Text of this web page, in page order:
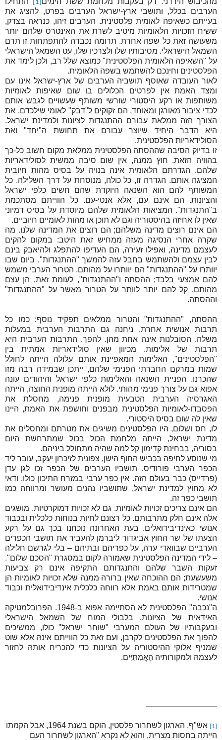
[1]
הערבים בכלל, ותושבי ארץ-ישראל הערבים בפרט, להציג את
בעייתם כשאיפה לאומית פלסטינית. הערבים זיהו, כנראה בצדק,
ששיח הזכויות הלאומיות מיטיב לשרת את האינטרס שלהם יותר
משעושה זאת כל שפה אחרת. תרומה נכבדה להתפתחות זו תרם
השמאל הישראלי. מסיבותיו שלו ולצרכיו שלו, עט השמאל הישראלי
על "השאיפה הלאומית הפלסטינית" כמוצא שלל רב, ולכן לימד את
הפלסטינים וחינכם להשתמש בשפה הלאומית.
לאור העובדה שאוסף תושביה הערבים של ארץ-ישראל אינו עם
ומצד האמת אין לפרטים הכלולים בו שום שאיפות לאומיות
משותפות או רקע היסטורי שורשי משותף שעשויים לגבש אותם
לכדי ציבור מאורגן ומאוחד, הם זקוקים ל"דבק" לאומי שילכדם. את
הצורך הזה ממלאת עבורם ההתנגדות לציונות ולמדינת ישראל.
היא הדבר היחיד שיוצר עבורם את תחושת ה"יחד" ואת
הסולידאריות הפלסטינית.
זו בדיוק הסיבה שההסתה הפלסטינית ממלאת מקום חשוב כל-כך
בהוויה הזאת. חוץ ממנהּ, אין שום סיבה ממשית לסולידאריות
שלהם. הגדרתם הלאומית אינה בנויה על בסיס מהות חיובית
המציגה אותם. הגדרה זו, כל כולה, מנוסחת על דרך השלילה. כל
המשותף להם הוא השנאה היוקדת שהם חשים כלפי ישראל
והציונות. הם אינם עם, אלא אנטי-עם. כל הווייתם מסתכמת
ב"התנגדות". המציאות הלאומית שלהם מיוסדת על בסיס דמיוני
שאין לו אחיזה בהיסטוריה וגם לא תוכן או מהות לאומיים חיוביים.
הם אינם רוצים מדינה משלהם; הם רוצים את המדינה שלנו. מה
שקרה אחרי הנסיגה מעזה ממחיש זאת היטב: במקום להקים
לעצמם מדינה, ואפילו זעירה, הם העדיפו להתפלג ולהיאבק בינם
לבין עצמם ולהשתמש בחבל עזה להמשך "ההתנגדות". ביום שבו
יוותרו על "ההתנגדות" הם יוותרו על מהותם. הטרור הערבי משמש
להם אמצעי בלבד; ההסתה ו"ההתנגדות", לעומת זאת, הן עצם
מהותם. קל להם יותר לוותר על הטרור מאשר על "ההתנגדות"
וההסתה.
ההסתה, "ההתנגדות" והטרור ממלאים תפקיד נוסף: כמו כל
תרבות אנושית אחרת, ניחנה גם התרבות הערבית במעלות
משלה. הסובלנות אינה אחת מהן. להפך. התרבות הערבית היא
תרבות של אלימות. מכיוון שאין סולידאריות אמתית בין
"הפלסטינים", האלימות המאפיינת אותם עלולה הייתה לחולל
שמות במרקם החברתי הפנימי שלהם, ייתכן שבמידה רבה מזו
שהכרנו. הפניית השנאה והאלימות כלפי ישראל והיהודים עונה
אפוא גם על צורך פנימי מהותי. לולא הייתה מופנית החוצה, הייתה
האגרסיה הערבית הטבעית מופנית פנימה, מחסלת את
הפסבדו-לאומיות הפלסטינית מבפנים וחושפת את האמת, היינו
שאין לה שום בסיס היסטורי.
לו, חס ושלום, היו הפלסטינים משיגים את מטרתם ומחסלים את
מדינת ישראל, הייתה מלחמת הכול בכול שמתרחשת היום
בסוריה, בבחינת קדימון קל למה שהיה מתחולל ביניהם.
מי שנוסע לחיפה בכביש החוף הישן, צפונית לזיכרון יעקב, עובר ליד
הכפר הערבי פורודיס. תושביו הערבים של הכפר זכו לגן עדן
(פרדייס) כבר בעולם הזה. אין כפר ערבי במזרח התיכון כולו, ודאי
לא מחוץ למדינת ישראל, שתושביו נהנים מעושר ומרווחה כמו
תושבי כפר זה.
הם אינם צריכים זכויות לאומיות. גם לא זכויות דמוקרטיות. מושגים
אלה אינם חלק מתרבותם. כל רצונם לחיות בנוחות כלכלית ובכבוד
אנושי כאינדיבידואלים. בעת האחרונה נוכחנו בכך גם על רקע
הצעתו של שר החוץ אביגדור ליברמן להעביר את תושבי הכפרים
הערביים שבוואדי ערה, על כפריהם ובתיהם – בלי לגרשם חלילה
– לידי המדינה הפלסטינית שאמורה לקום במסגרת "הסכם שלום".
זעקות השבר שלהם והתנגדותם התקיפה אינם רק צביעות
משעשעת; הם ההוכחה שאין ברורה ממנה שלא זכויות לאומיות הן
שמטרידות אותם באמת אלא רווחה כלכלית אינדיבידואלית וכבוד
אנושי.
ה"נכבה" הפלסטינית לא הסתיימה אפוא ב-1948. הפרובלמטיקה
האידאית של הציונות, בלבולי המוח של השמאל הישראלי
ובעקבותיו של העולם המערבי "שוחר ישראל" כולו, ממשיכים
להפוך את הפלסטינים לקרבן, ועם זאת כל הווייתם אינהּ אלא שוט
שמניף אלוקי ההיסטוריה על הציונות כדי להכריח אותהּ לחזור
לעצמהּ ולמקורותיה הָאֲמִתִּיִּים.
[1]
אש"ף, הארגון לשחרור פלסטין, הוקם בשנת 1964, אבל הקמתו
הייתה בחסות מצרית, והוא לא נקרא "הארגון לשחרור העם